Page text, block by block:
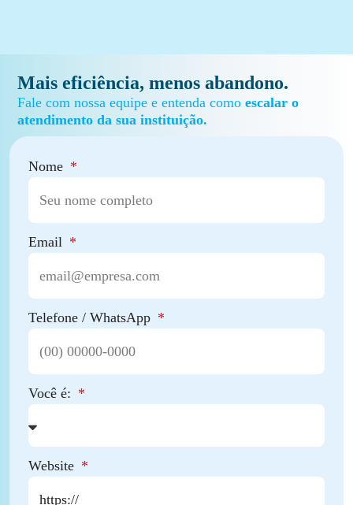
Mais eficiência, menos abandono.
Fale com nossa equipe e entenda como escalar o
atendimento da sua instituição.
Nome
Email
Telefone / WhatsApp
Você é:
Website